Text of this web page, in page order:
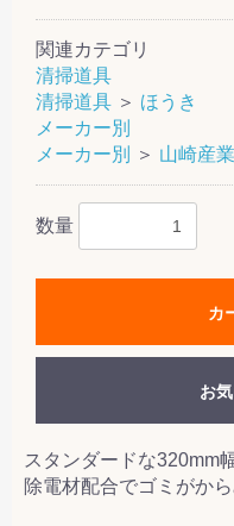
関連カテゴリ
清掃道具
清掃道具 ＞ ほうき
メーカー別
メーカー別
＞ 山崎産業
数量
カ
お
スタンダードな320mm幅
除電材配合でゴミがか